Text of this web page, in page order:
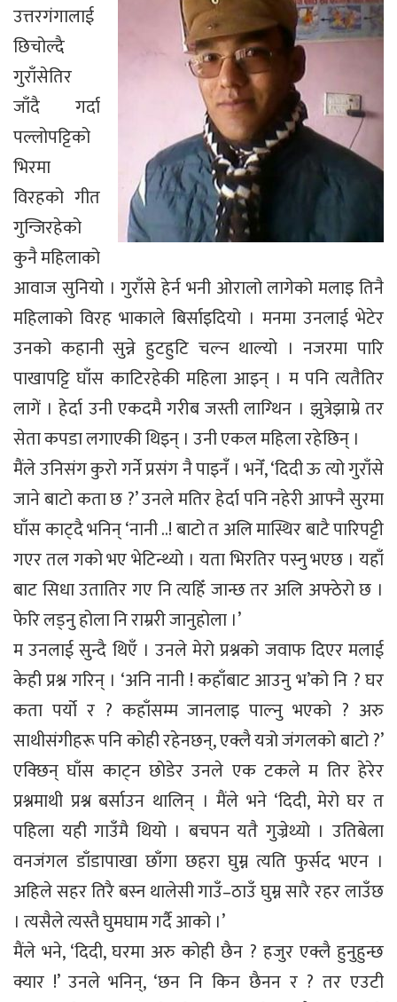
उत्तरगंगालाई
छिचोल्दै
गुराँसेतिर
जाँदै गर्दा
पल्लोपट्टिको
भिरमा
विरहको गीत
गुन्जिरहेको
कुनै महिलाको
आवाज सुनियो । गुराँसे हेर्न भनी ओरालो लागेको मलाइ तिनै
महिलाको विरह भाकाले बिर्साइदियो । मनमा उनलाई भेटेर
उनको कहानी सुन्ने हुटहुटि चल्न थाल्यो । नजरमा पारि
पाखापट्टि घाँस काटिरहेकी महिला आइन् । म पनि त्यतैतिर
लागें । हेर्दा उनी एकदमै गरीब जस्ती लाग्थिन । झुत्रेझाम्रे तर
सेता कपडा लगाएकी थिइन् । उनी एकल महिला रहेछिन् ।
मैंले उनिसंग कुरो गर्ने प्रसंग नै पाइनँ । भनेँ, ‘दिदी ऊ त्यो गुराँसे
जाने बाटो कता छ ?’ उनले मतिर हेर्दा पनि नहेरी आफ्नै सुरमा
घाँस काट्दै भनिन् ‘नानी ..! बाटो त अलि मास्थिर बाटै पारिपट्टी
गएर तल गको भए भेटिन्थ्यो । यता भिरतिर पस्नु भएछ । यहाँ
बाट सिधा उतातिर गए नि त्यहिँ जान्छ तर अलि अफ्ठेरो छ ।
फेरि लड्नु होला नि राम्ररी जानुहोला ।’
म उनलाई सुन्दै थिएँ । उनले मेरो प्रश्नको जवाफ दिएर मलाई
केही प्रश्न गरिन् । ‘अनि नानी ! कहाँबाट आउनु भ’को नि ? घर
कता पर्यो र ? कहाँसम्म जानलाइ पाल्नु भएको ? अरु
साथीसंगीहरू पनि कोही रहेनछन्, एक्लै यत्रो जंगलको बाटो ?’
एक्छिन् घाँस काट्न छोडेर उनले एक टकले म तिर हेरेर
प्रश्नमाथी प्रश्न बर्साउन थालिन् । मैंले भने ‘दिदी, मेरो घर त
पहिला यही गाउँमै थियो । बचपन यतै गुज्रेथ्यो । उतिबेला
वनजंगल डाँडापाखा छाँगा छहरा घुम्न त्यति फुर्सद भएन ।
अहिले सहर तिरै बस्न थालेसी गाउँ–ठाउँ घुम्न सारै रहर लाउँछ
। त्यसैले त्यस्तै घुमघाम गर्दै आको ।’
मैंले भने, ‘दिदी, घरमा अरु कोही छैन ? हजुर एक्लै हुनुहुन्छ
क्यार !’ उनले भनिन्, ‘छन नि किन छैनन र ? तर एउटी